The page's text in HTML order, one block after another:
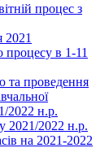
процес з
2021
процесу в 1-11
та проведення
2022 н.р.
2021/2022 н.р.
на 2021-2022